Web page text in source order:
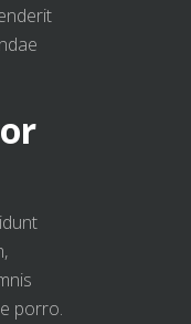
porro.